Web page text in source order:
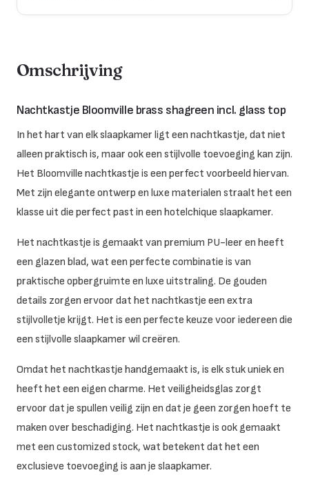
Omschrijving
Nachtkastje Bloomville brass shagreen incl. glass top
In het hart van elk slaapkamer ligt een nachtkastje, dat niet
alleen praktisch is, maar ook een stijlvolle toevoeging kan zijn.
Het Bloomville nachtkastje is een perfect voorbeeld hiervan.
Met zijn elegante ontwerp en luxe materialen straalt het een
klasse uit die perfect past in een hotelchique slaapkamer.
Het nachtkastje is gemaakt van premium PU-leer en heeft
een glazen blad, wat een perfecte combinatie is van
praktische opbergruimte en luxe uitstraling. De gouden
details zorgen ervoor dat het nachtkastje een extra
stijlvolletje krijgt. Het is een perfecte keuze voor iedereen die
een stijlvolle slaapkamer wil creëren.
Omdat het nachtkastje handgemaakt is, is elk stuk uniek en
heeft het een eigen charme. Het veiligheidsglas zorgt
ervoor dat je spullen veilig zijn en dat je geen zorgen hoeft te
maken over beschadiging. Het nachtkastje is ook gemaakt
met een customized stock, wat betekent dat het een
exclusieve toevoeging is aan je slaapkamer.